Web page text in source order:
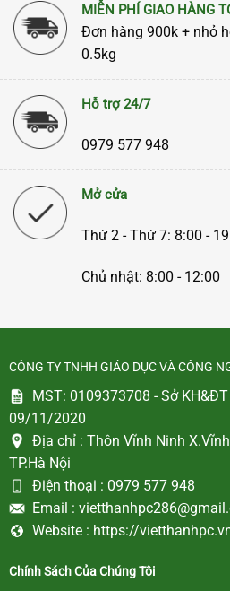
MIỄN PHÍ GIAO HÀNG
Đơn hàng 900k + nhỏ
0.5kg
Hỗ trợ 24/7
0979 577 948
Mở cửa
Thứ 2 - Thứ 7: 8:00 -
Chủ nhật: 8:00 - 12:00
CÔNG TY TNHH GIÁO DỤC VÀ CÔNG
MST: 0109373708 - Sở
09/11/2020
Địa chỉ : Thôn Vĩnh Ninh
TP.Hà Nội
Điện thoại : 0979 577 948
Email :
Website : https://
Chính Sách Của Chúng Tôi